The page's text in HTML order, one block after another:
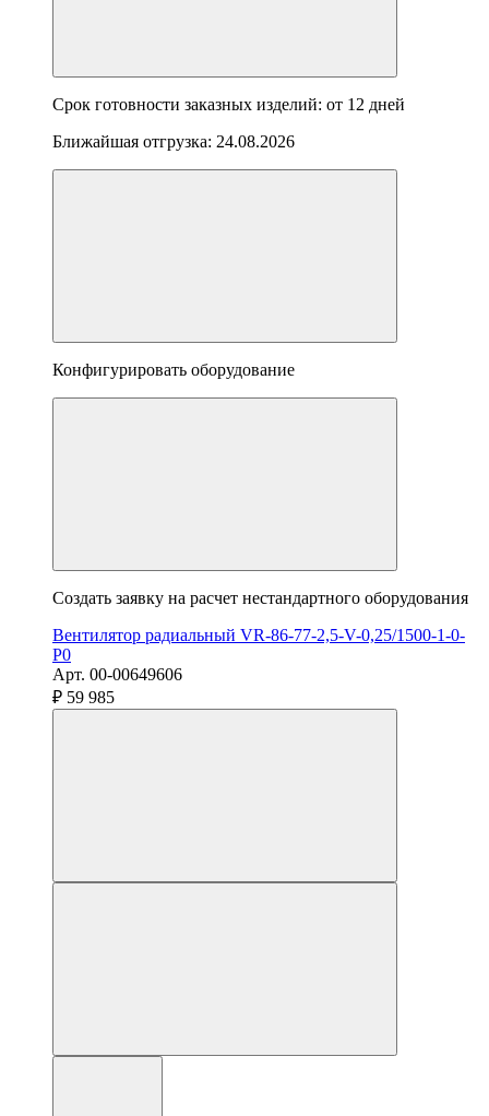
Срок готовности заказных изделий: от 12 дней
Ближайшая отгрузка: 24.08.2026
Конфигурировать оборудование
Создать заявку на расчет нестандартного оборудования
Вентилятор радиальный VR-86-77-2,5-V-0,25/1500-1-0-
P0
Арт. 00-00649606
₽ 59 985